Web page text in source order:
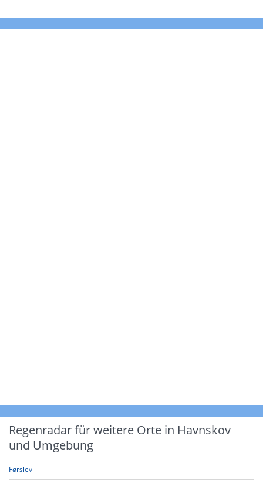
Regenradar für weitere Orte in Havnskov
und Umgebung
Førslev